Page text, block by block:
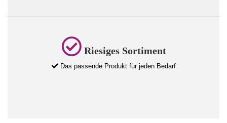
Riesiges Sortiment
Das passende Produkt für jeden Bedarf